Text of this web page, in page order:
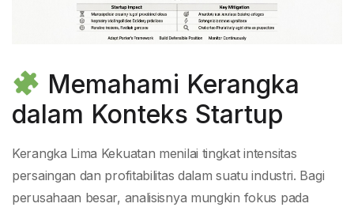
Memahami Kerangka
dalam Konteks Startup
Kerangka Lima Kekuatan menilai tingkat intensitas
persaingan dan profitabilitas dalam suatu industri. Bagi
perusahaan besar, analisisnya mungkin fokus pada